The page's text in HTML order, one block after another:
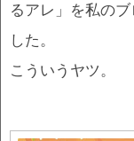
るアレ」を私の
した。
こういうヤツ。